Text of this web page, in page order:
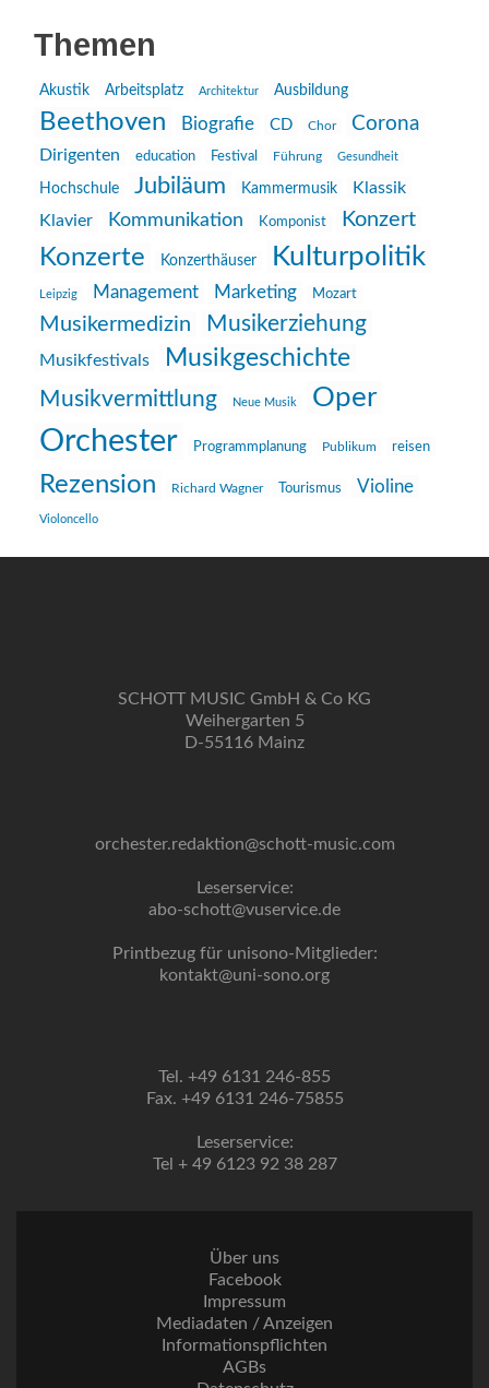
Themen
Akustik Arbeitsplatz Architektur Ausbildung
Beethoven Biografie CD Chor Corona
Dirigenten education Festival Führung Gesundheit
Hochschule Jubiläum Kammermusik
Klassik
Klavier
Kommunikation Komponist Konzert
Konzerte Konzerthäuser Kulturpolitik
Leipzig Management Marketing Mozart
Musikermedizin Musikerziehung
Musikfestivals Musikgeschichte
Musikvermittlung Neue Musik Oper
Orchester Programmplanung Publikum reisen
Rezension Richard Wagner Tourismus Violine
Violoncello
SCHOTT MUSIC GmbH & Co KG
Weihergarten 5
D-55116 Mainz
orchester.redaktion@schott-music.com
Leserservice:
abo-schott@vuservice.de
Printbezug für unisono-Mitglieder:
kontakt@uni-sono.org
Tel. +49 6131 246-855
Fax. +49 6131 246-75855
Leserservice:
Tel + 49 6123 92 38 287
Über uns
Facebook
Impressum
Mediadaten / Anzeigen
Informationspflichten
AGBs